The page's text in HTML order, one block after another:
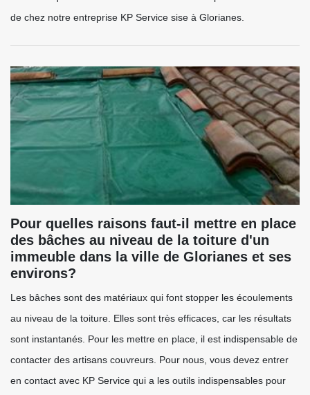
de chez notre entreprise KP Service sise à Glorianes.
Pour quelles raisons faut-il mettre en place
des bâches au niveau de la toiture d'un
immeuble dans la ville de Glorianes et ses
environs?
Les bâches sont des matériaux qui font stopper les écoulements
au niveau de la toiture. Elles sont très efficaces, car les résultats
sont instantanés. Pour les mettre en place, il est indispensable de
contacter des artisans couvreurs. Pour nous, vous devez entrer
en contact avec KP Service qui a les outils indispensables pour